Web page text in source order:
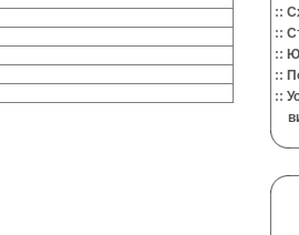
::
::
::
::
::